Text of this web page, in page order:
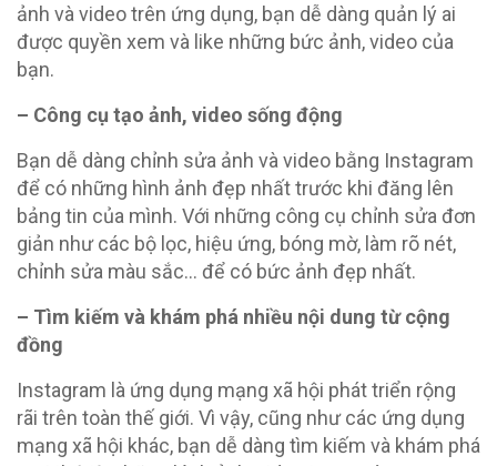
ảnh và video trên ứng dụng, bạn dễ dàng quản lý ai
được quyền xem và like những bức ảnh, video của
bạn.
– Công cụ tạo ảnh, video sống động
Bạn dễ dàng chỉnh sửa ảnh và video bằng Instagram
để có những hình ảnh đẹp nhất trước khi đăng lên
bảng tin của mình. Với những công cụ chỉnh sửa đơn
giản như các bộ lọc, hiệu ứng, bóng mờ, làm rõ nét,
chỉnh sửa màu sắc… để có bức ảnh đẹp nhất.
– Tìm kiếm và khám phá nhiều nội dung từ cộng
đồng
Instagram là ứng dụng mạng xã hội phát triển rộng
rãi trên toàn thế giới. Vì vậy, cũng như các ứng dụng
mạng xã hội khác, bạn dễ dàng tìm kiếm và khám phá